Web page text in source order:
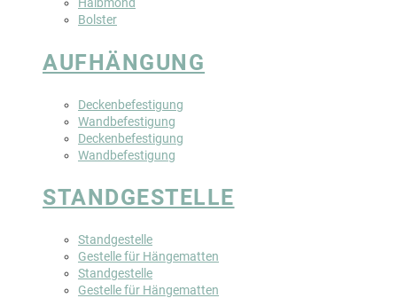
Bolster
AUFHÄNGUNG
Deckenbefestigung
Wandbefestigung
Deckenbefestigung
Wandbefestigung
STANDGESTELLE
Standgestelle
Gestelle für Hängematten
Standgestelle
Gestelle für Hängematten